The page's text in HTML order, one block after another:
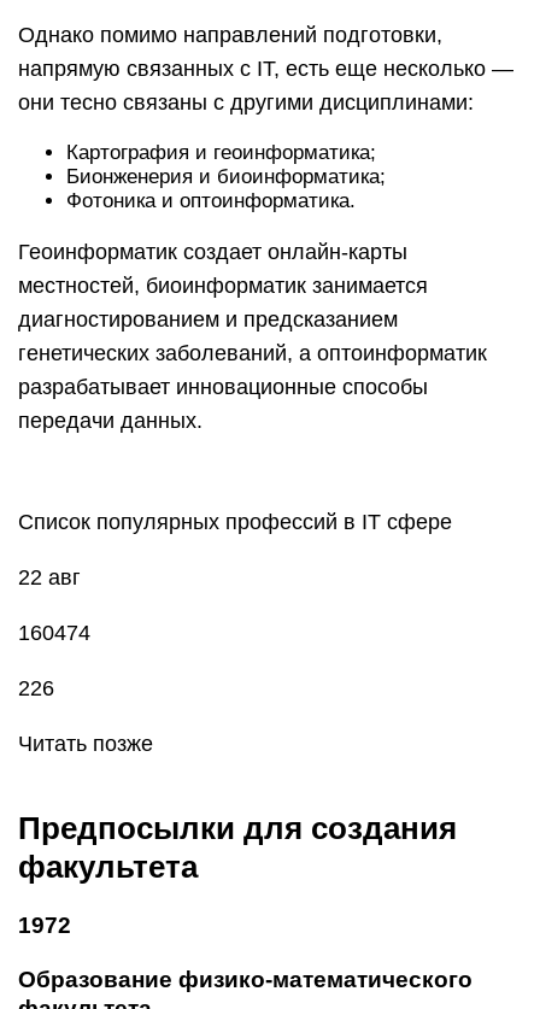
Однако помимо направлений подготовки,
напрямую связанных с IT, есть еще несколько —
они тесно связаны с другими дисциплинами:
Картография и геоинформатика;
Бионженерия и биоинформатика;
Фотоника и оптоинформатика.
Геоинформатик создает онлайн-карты
местностей, биоинформатик занимается
диагностированием и предсказанием
генетических заболеваний, а оптоинформатик
разрабатывает инновационные способы
передачи данных.
Список популярных профессий в IT сфере
22 авг
160474
226
Читать позже
Предпосылки для создания
факультета
1972
Образование физико-математического